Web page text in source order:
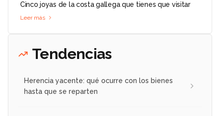
Cinco joyas de la costa gallega que tienes que visitar
Leer más
Tendencias
Herencia yacente: qué ocurre con los bienes
hasta que se reparten